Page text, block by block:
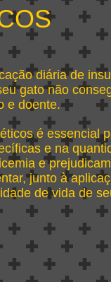
diária de
gato não
e doente.
é essencial
e na
e
junto à
de vida de